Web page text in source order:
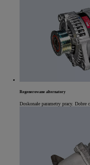
Regenerowane alternatory
Doskonałe parametry pracy. Dobre